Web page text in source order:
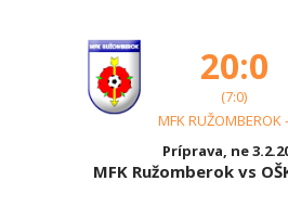
20:0
(7:0)
MFK RUŽOMBEROK
Príprava, ne
MFK Ružomberok vs